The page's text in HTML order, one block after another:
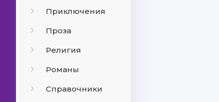
Приключения
Проза
Религия
Романы
Справочники